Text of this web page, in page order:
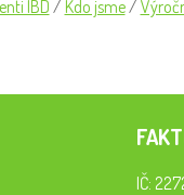
IBD/ Kdo jsme/
IČ: